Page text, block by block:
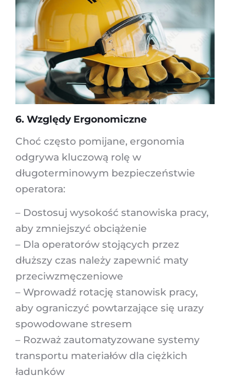
6. Względy Ergonomiczne
Choć często pomijane, ergonomia
odgrywa kluczową rolę w
długoterminowym bezpieczeństwie
operatora:
– Dostosuj wysokość stanowiska pracy,
aby zmniejszyć obciążenie
– Dla operatorów stojących przez
dłuższy czas należy zapewnić maty
przeciwzmęczeniowe
– Wprowadź rotację stanowisk pracy,
aby ograniczyć powtarzające się urazy
spowodowane stresem
– Rozważ zautomatyzowane systemy
transportu materiałów dla ciężkich
ładunków